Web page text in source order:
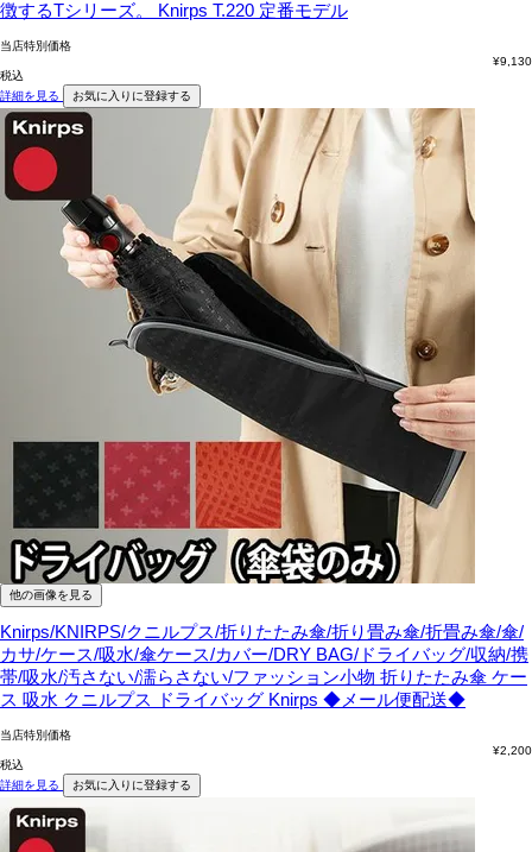
徴するTシリーズ。 Knirps T.220 定番モデル
当店特別価格
¥9,130
税込
詳細を見る
お気に入りに登録する
他の画像を見る
Knirps/KNIRPS/クニルプス/折りたたみ傘/折り畳み傘/折畳み傘/傘/
カサ/ケース/吸水/傘ケース/カバー/DRY BAG/ドライバッグ/収納/携
帯/吸水/汚さない/濡らさない/ファッション小物 折りたたみ傘 ケー
ス 吸水 クニルプス ドライバッグ Knirps ◆メール便配送◆
当店特別価格
¥2,200
税込
詳細を見る
お気に入りに登録する